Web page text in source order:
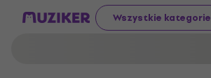
Wszystkie kategorie